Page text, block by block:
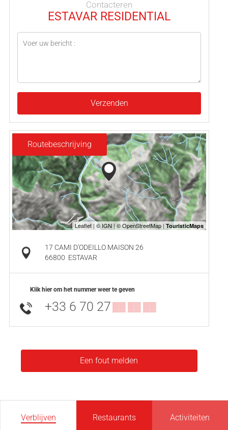
Contacteren
ESTAVAR RESIDENTIAL
Verzenden
Routebeschrijving
17 CAMI D'ODEILLO MAISON 26
66800 ESTAVAR
Klik hier om het nummer weer te geven
+33 6 70 27▒▒ ▒▒ ▒▒
Een fout melden
Verblijven Restaurants Activiteiten